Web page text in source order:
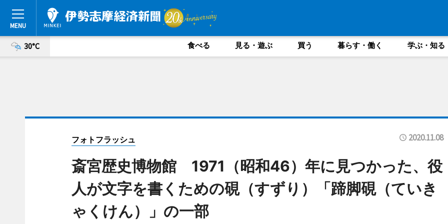
30°C 食べる 見る・遊ぶ 買う 暮らす・働く 学ぶ・知る
フォトフラッシュ 2020.11.08
斎宮歴史博物館 1971（昭和46）年に見つかった、役
人が文字を書くための硯（すずり）「蹄脚硯（ていき
ゃくけん）」の一部